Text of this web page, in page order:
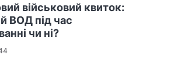
військовий квиток:
ВОД під час
чи ні?